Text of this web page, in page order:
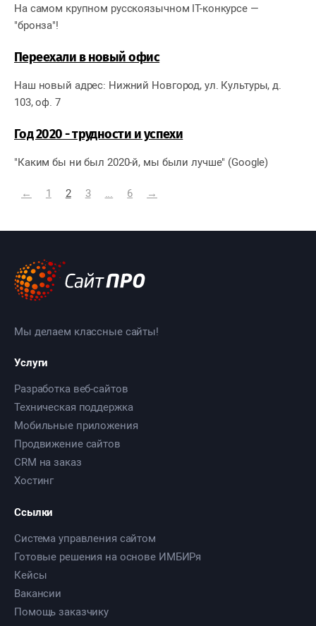
На самом крупном русскоязычном IT-конкурсе —
"бронза"!
Переехали в новый офис
Наш новый адрес: Нижний Новгород, ул. Культуры, д.
103, оф. 7
Год 2020 - трудности и успехи
"Каким бы ни был 2020-й, мы были лучше" (Google)
← 1 2 3 ... 6 →
Мы делаем классные сайты!
Услуги
Разработка веб-сайтов
Техническая поддержка
Мобильные приложения
Продвижение сайтов
CRM на заказ
Хостинг
Ссылки
Система управления сайтом
Готовые решения на основе ИМБИРя
Кейсы
Вакансии
Помощь заказчику